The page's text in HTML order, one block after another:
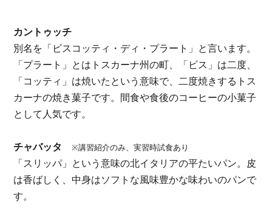
カントゥッチ
別名を「ビスコッティ・ディ・プラート」と言います。
「プラート」とはトスカーナ州の町、「ビス」は二度、
「コッティ」は焼いたという意味で、二度焼きするトス
カーナの焼き菓子です。 間食や食後のコーヒーの小菓子
として人気です。
チャバッタ ※講習紹介のみ、実習時試食あり
「スリッパ」という意味の北イタリアの平たいパン。 皮
は香ばしく、中身はソフトな風味豊かな味わいのパンで
す。